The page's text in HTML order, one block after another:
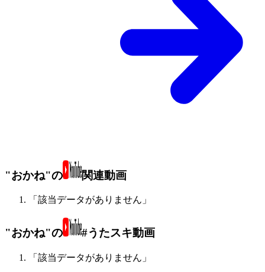
"おかね"の 関連動画
「該当データがありません」
"おかね"の #うたスキ動画
「該当データがありません」